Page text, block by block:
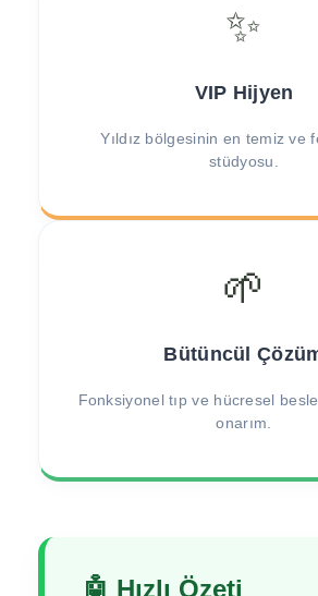
✨
VIP Hijyen
Yıldız bölgesinin en temiz ve
stüdyosu.
🌱
Bütüncül
Fonksiyonel tıp ve hücresel
onarım.
🤖 Hızlı Özeti